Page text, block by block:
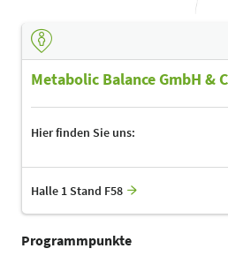
Metabolic Balance GmbH &
Hier finden Sie uns:
Halle 1 Stand F58
Programmpunkte